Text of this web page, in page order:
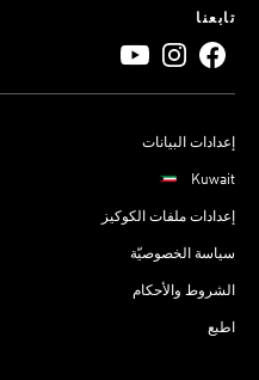
تابعنا
إعدادات البيانات
Kuwait
إعدادات ملفات الكوكيز
سياسة الخصوصيّة
الشروط والأحكام
اطبع